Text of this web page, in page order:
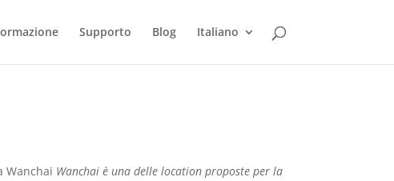
Supporto Blog Italiano
Wanchai Wanchai è una delle location proposte per la